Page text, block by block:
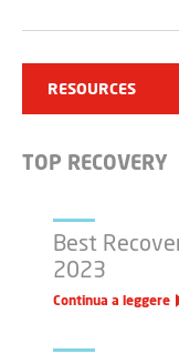
RESOURCES
TOP RECOVERY
Best
2023
Continua a leggere